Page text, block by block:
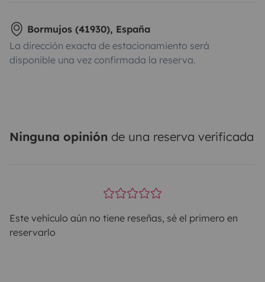
Bormujos (41930), España
La dirección exacta de estacionamiento será
disponible una vez confirmada la reserva.
Ninguna opinión de una reserva verificada
Este vehículo aún no tiene reseñas, sé el primero en
reservarlo